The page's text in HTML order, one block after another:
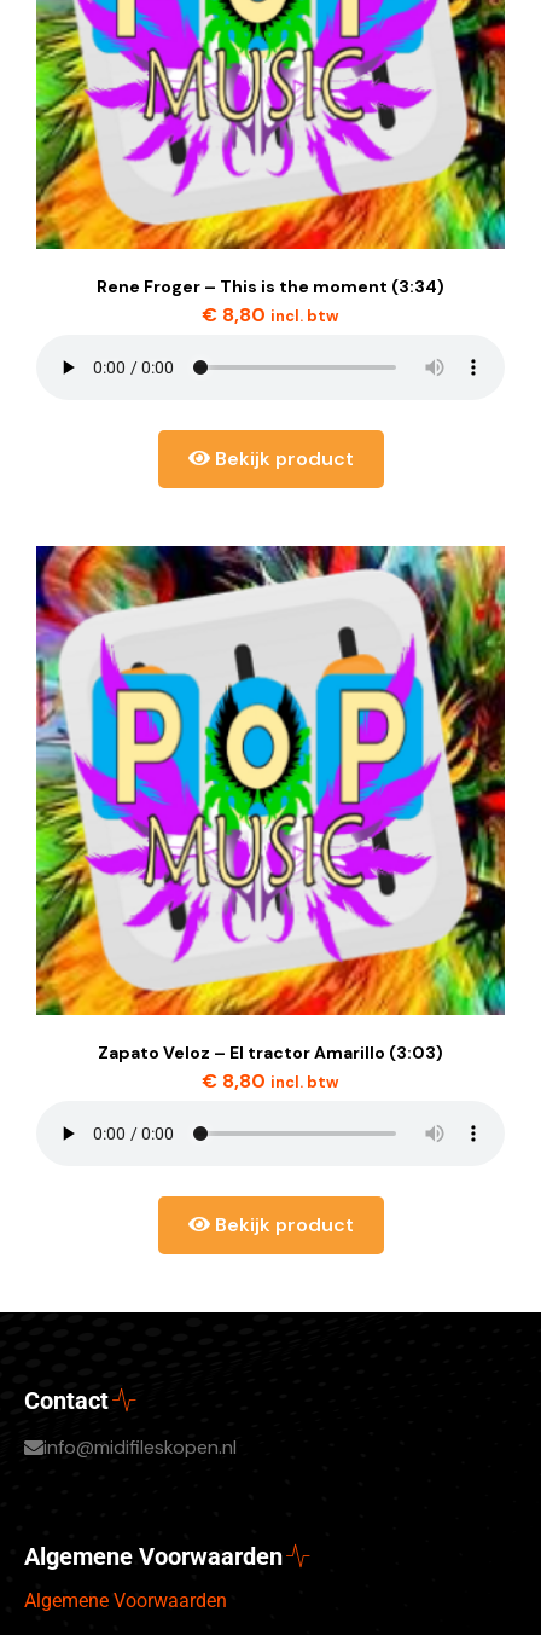
Rene Froger – This is the moment (3:34)
€ 8,80 incl. btw
Bekijk product
Zapato Veloz – El tractor Amarillo (3:03)
€ 8,80 incl. btw
Bekijk product
Contact
info@midifileskopen.nl
Algemene Voorwaarden
Algemene Voorwaarden